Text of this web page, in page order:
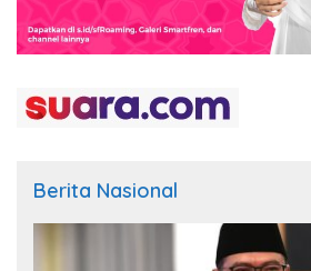
Berita Nasional